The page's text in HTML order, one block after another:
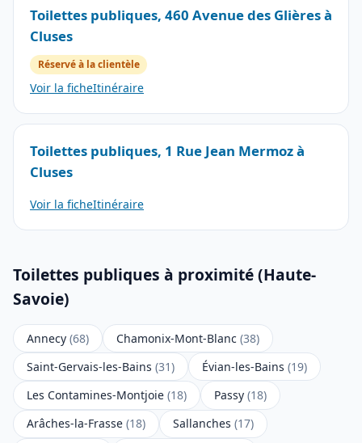
Toilettes publiques, 460 Avenue des Glières à
Cluses
Réservé à la clientèle
Voir la ficheItinéraire
Toilettes publiques, 1 Rue Jean Mermoz à
Cluses
Voir la ficheItinéraire
Toilettes publiques à proximité (Haute-
Savoie)
Annecy (68) Chamonix-Mont-Blanc (38)
Saint-Gervais-les-Bains (31) Évian-les-Bains (19)
Les Contamines-Montjoie (18) Passy (18)
Arâches-la-Frasse (18) Sallanches (17)